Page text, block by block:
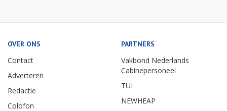
OVER ONS
Contact
Adverteren
Redactie
Colofon
PARTNERS
Vakbond Nederlands
Cabinepersoneel
TUI
NEWHEAP